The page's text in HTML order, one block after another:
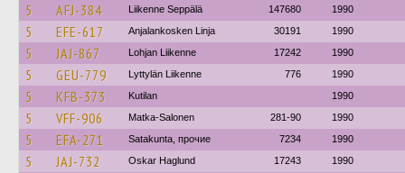
5 AFJ-384 Liikenne Seppälä 147680 1990
5 EFE-617 Anjalankosken Linja 30191 1990
5 JAJ-867 Lohjan Liikenne 17242 1990
5 GEU-779 Lyttylän Liikenne 776 1990
5 KFB-373 Kutilan 1990
5 VFF-906 Matka-Salonen 281-90 1990
5 EFA-271 Satakunta, прочие 7234 1990
5 JAJ-732 Oskar Haglund 17243 1990